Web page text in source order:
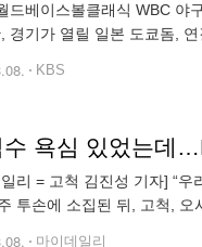
드베이스볼클래식 WBC 야
경기가 열릴 일본 도쿄돔,
KBS
수 욕심 있었는데
리 = 고척 김진성 기자] “
투손에 소집된 뒤, 고척, 오
마이데일리